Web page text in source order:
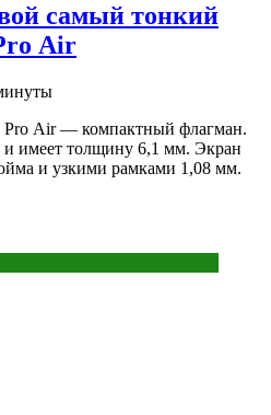
самый тонкий
Air
Pro Air — компактный флагман.
и имеет толщину 6,1 мм. Экран
и узкими рамками 1,08 мм.